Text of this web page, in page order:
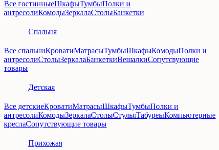
Все гостинныеШкафыТумбыПолки и
антресолиКомодыЗеркалаСтолыБанкетки
Спальня
Все спальниКроватиМатрасыТумбыШкафыКомодыПолки и
антресолиСтолыЗеркалаБанкеткиВешалкиСопутсвующие
товары
Детская
Все детскиеКроватиМатрасыШкафыТумбыПолки и
антресолиКомодыЗеркалаСтолыСтульяТабуреыКомпьютерные
креслаСопутствующие товары
Прихожая